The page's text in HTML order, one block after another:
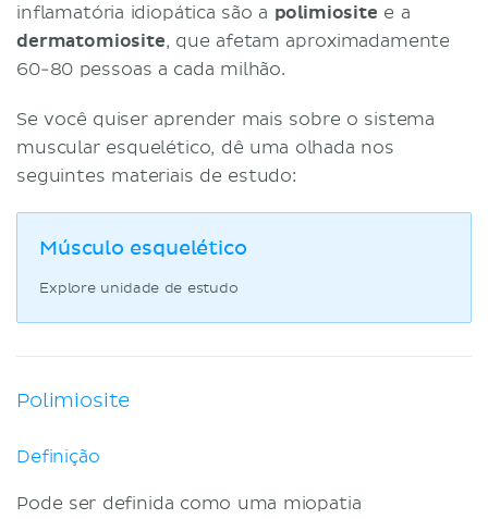
Condução
Outras formas
Miosite granulomatosa
Miosite focal
Miosite orbital
Resumo
Causas
Polimiosite
Referências
inflamatória idiopática são a polimiosite e a
dermatomiosite, que afetam aproximadamente
60-80 pessoas a cada milhão.
Se você quiser aprender mais sobre o sistema
muscular esquelético, dê uma olhada nos
seguintes materiais de estudo:
Músculo esquelético
Explore unidade de estudo
Polimiosite
Definição
Pode ser definida como uma miopatia